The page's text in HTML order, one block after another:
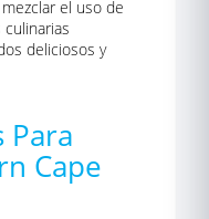
el uso de
deliciosos y
Para
Cape